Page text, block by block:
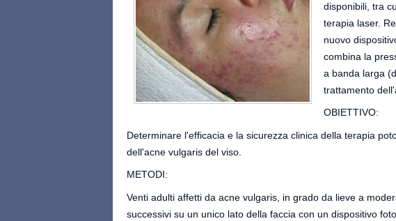
disponibili, tra
terapia laser.
nuovo
combina la
a banda larga
trattamento
OBIETTIVO:
Determinare l'efficacia e la sicurezza clinica della terapia
dell'acne vulgaris del viso.
METODI:
Venti adulti affetti da acne vulgaris, in grado da lieve a
successivi su un unico lato della faccia con un dispositivo